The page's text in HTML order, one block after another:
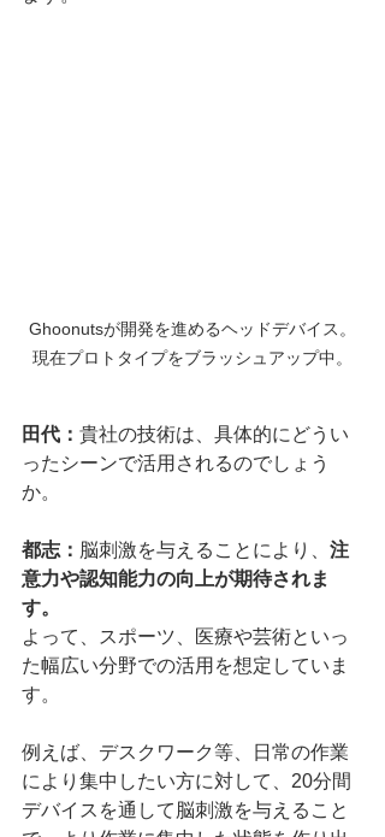
Ghoonutsが開発を進めるヘッドデバイス。
現在プロトタイプをブラッシュアップ中。
田代： 貴社の技術は、具体的にどうい
ったシーンで活用されるのでしょう
か。
都志： 脳刺激を与えることにより、 注
意力や認知能力の向上が期待されま
す。
よって、スポーツ、医療や芸術といっ
た幅広い分野での活用を想定していま
す。
例えば、デスクワーク等、日常の作業
により集中したい方に対して、20分間
デバイスを通して脳刺激を与えること